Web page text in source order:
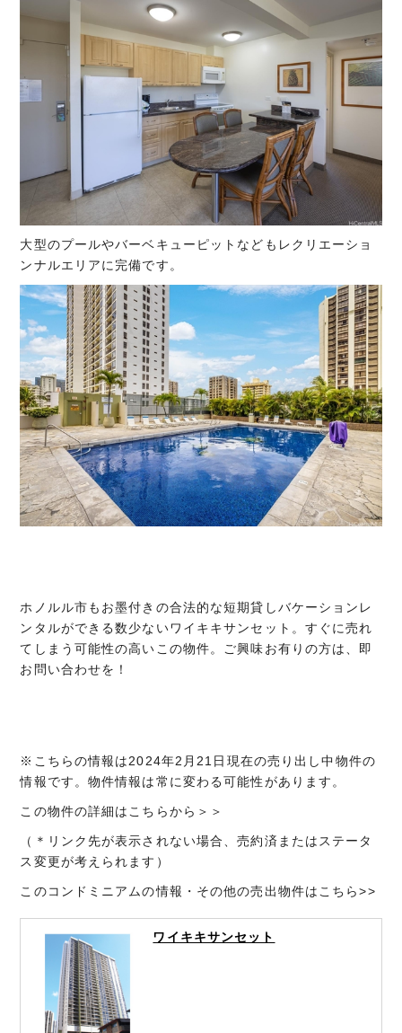
大型のプールやバーベキューピットなどもレクリエーショ
ンナルエリアに完備です。
ホノルル市もお墨付きの合法的な短期貸しバケーションレ
ンタルができる数少ないワイキキサンセット。すぐに売れ
てしまう可能性の高いこの物件。ご興味お有りの方は、即
お問い合わせを！
※こちらの情報は2024年2月21日現在の売り出し中物件の
情報です。物件情報は常に変わる可能性があります。
この物件の詳細はこちらから＞＞
（＊リンク先が表示されない場合、売約済またはステータ
ス変更が考えられます）
このコンドミニアムの情報・その他の売出物件はこちら>>
ワイキキサンセット